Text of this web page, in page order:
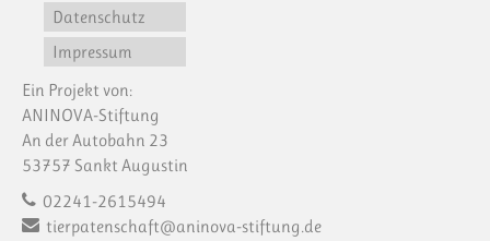
Datenschutz
Impressum
Ein Projekt von:
ANINOVA-Stiftung
An der Autobahn 23
53757 Sankt Augustin
02241-2615494
tierpatenschaft@aninova-stiftung.de